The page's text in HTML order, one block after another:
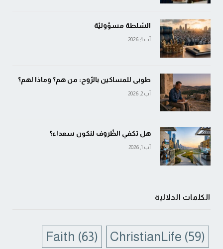
السّلطة مسؤوليّة
آب 4, 2026
طوبى للمساكين بالرّوح: من هم؟ وماذا لهم؟
آب 2, 2026
هل تكفي الظّروف لنكون سعداء؟
آب 1, 2026
الكلمات الدلالية
ChristianLife (59)
Faith (63)